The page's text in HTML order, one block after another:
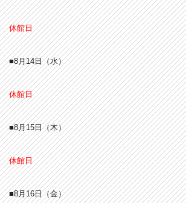
休館日
■8月14日（水）
休館日
■8月15日（木）
休館日
■8月16日（金）